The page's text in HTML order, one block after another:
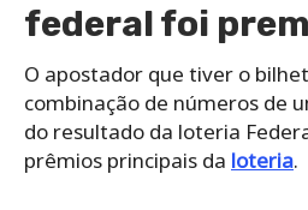
federal foi
O apostador que tiver o
combinação de números de
do resultado da loteria
prêmios principais da loteria.